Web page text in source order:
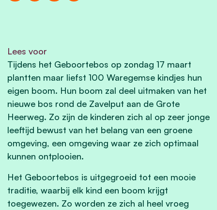
Lees voor
Tijdens het Geboortebos op zondag 17 maart
plantten maar liefst 100 Waregemse kindjes hun
eigen boom. Hun boom zal deel uitmaken van het
nieuwe bos rond de Zavelput aan de Grote
Heerweg. Zo zijn de kinderen zich al op zeer jonge
leeftijd bewust van het belang van een groene
omgeving, een omgeving waar ze zich optimaal
kunnen ontplooien.
Het Geboortebos is uitgegroeid tot een mooie
traditie, waarbij elk kind een boom krijgt
toegewezen. Zo worden ze zich al heel vroeg